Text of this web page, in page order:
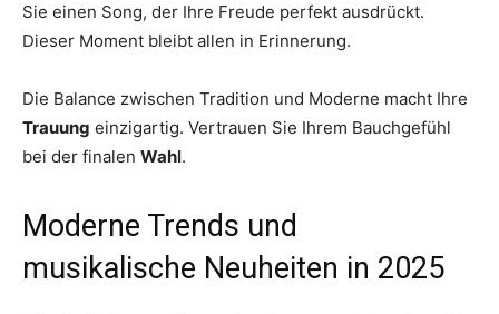
Sie einen Song, der Ihre Freude perfekt ausdrückt.
Dieser Moment bleibt allen in Erinnerung.
Die Balance zwischen Tradition und Moderne macht Ihre
Trauung einzigartig. Vertrauen Sie Ihrem Bauchgefühl
bei der finalen Wahl.
Moderne Trends und
musikalische Neuheiten in 2025